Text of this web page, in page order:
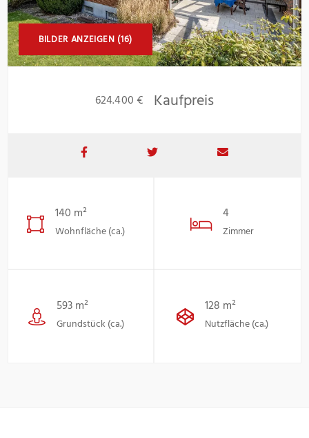
BILDER ANZEIGEN (16)
624.400 € Kaufpreis
140 m²
Wohnfläche (ca.)
4
Zimmer
593 m²
Grundstück (ca.)
128 m²
Nutzfläche (ca.)